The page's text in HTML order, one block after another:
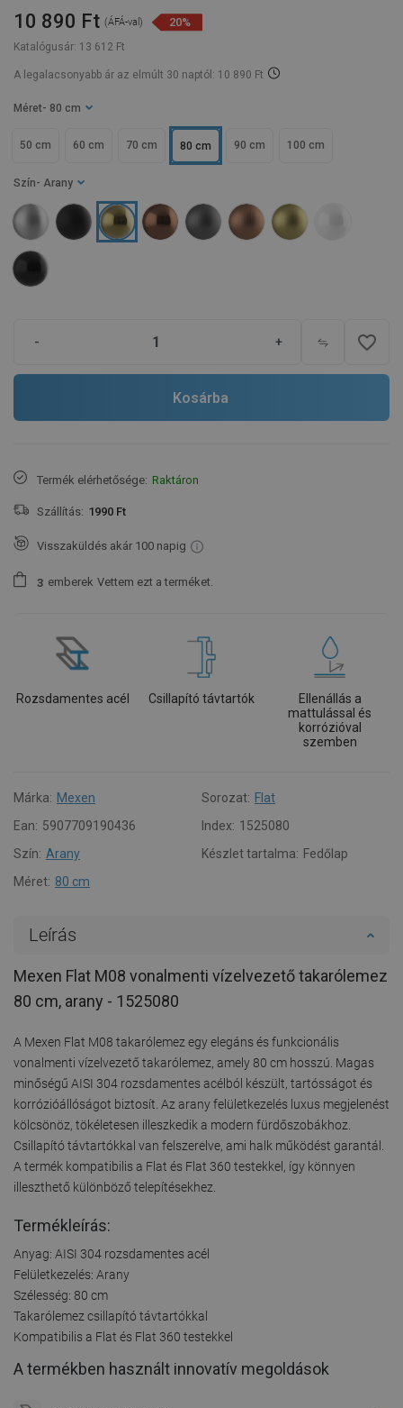
Katalógusár: 13 612 Ft
10 890 Ft (ÁFÁ-val) 20%
A legalacsonyabb ár az elmúlt 30 naptól: 10 890 Ft
Méret - 80 cm
50 cm 60 cm 70 cm 80 cm 90 cm 100 cm
Szín - Arany
- + favorite_border
Kosárba
Termék elérhetősége: Raktáron
Szállítás: 1990 Ft
Visszaküldés akár 100 napig
3 emberek Vettem ezt a terméket.
Rozsdamentes acél Csillapító távtartók
Ellenállás a
mattulással és
korrózióval
szemben
Márka: Mexen Sorozat: Flat
Ean: 5907709190436 Index: 1525080
Szín: Arany Készlet tartalma: Fedőlap
Méret: 80 cm
Leírás
Mexen Flat M08 vonalmenti vízelvezető takarólemez
80 cm, arany - 1525080
A Mexen Flat M08 takarólemez egy elegáns és funkcionális
vonalmenti vízelvezető takarólemez, amely 80 cm hosszú. Magas
minőségű AISI 304 rozsdamentes acélból készült, tartósságot és
korrózióállóságot biztosít. Az arany felületkezelés luxus megjelenést
kölcsönöz, tökéletesen illeszkedik a modern fürdőszobákhoz.
Csillapító távtartókkal van felszerelve, ami halk működést garantál.
A termék kompatibilis a Flat és Flat 360 testekkel, így könnyen
illeszthető különböző telepítésekhez.
Termékleírás:
Anyag: AISI 304 rozsdamentes acél
Felületkezelés: Arany
Szélesség: 80 cm
Takarólemez csillapító távtartókkal
Kompatibilis a Flat és Flat 360 testekkel
A termékben használt innovatív megoldások